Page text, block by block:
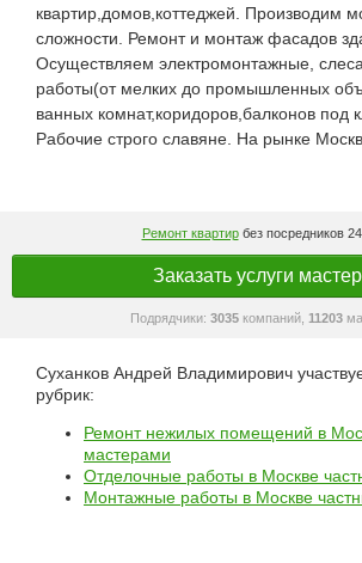
квартир,домов,коттеджей. Производим
сложности. Ремонт и монтаж фасадов
Осуществляем электромонтажные,
работы(от мелких до промышленных
ванных комнат,коридоров,балконов под
Рабочие строго славяне. На рынке
Ремонт квартирбез посредников
Заказать услуги
Подрядчики: 3035 компаний, 11203
Суханков Андрей Владимирович
рубрик:
Ремонт нежилых помещений в
мастерами
Отделочные работы в Москве
Монтажные работы в Москве